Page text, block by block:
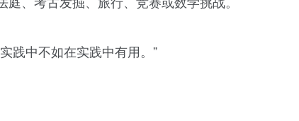
践中不如在实践中有用。”